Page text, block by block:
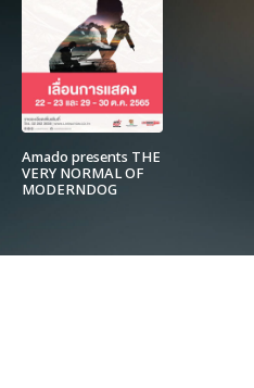
Amado presents THE
VERY NORMAL OF
MODERNDOG